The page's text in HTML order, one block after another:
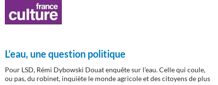
L’eau, une question politique
Pour LSD, Rémi Dybowski Douat enquête sur l’eau. Celle qui coule,
ou pas, du robinet, inquiète le monde agricole et des citoyens de plus